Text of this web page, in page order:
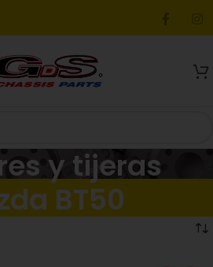
y tijeras
BT50